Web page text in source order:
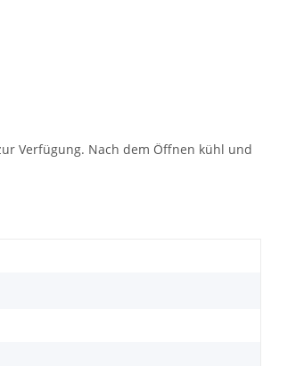
Verfügung. Nach dem Öffnen kühl und